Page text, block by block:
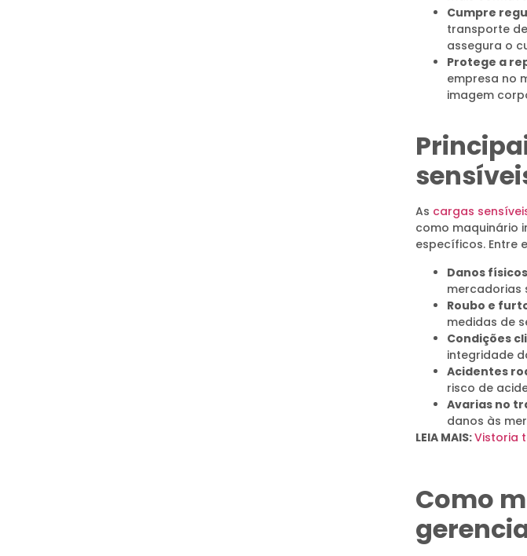
Cumpre
transporte
assegura o
Protege a
empresa no
imagem
As cargas
como maquinário
específicos. Entre
Danos
mercadorias
Roubo e
medidas de
Condições
integridade
Acidentes
risco de
Avarias no
danos às
LEIA MAIS:Vistoria
Como